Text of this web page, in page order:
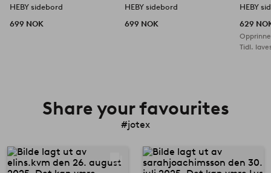
HEBY sidebord
699 NOK
HEBY sidebord
699 NOK
HEBY
629
Tidl.
Share your favourites
#jotex